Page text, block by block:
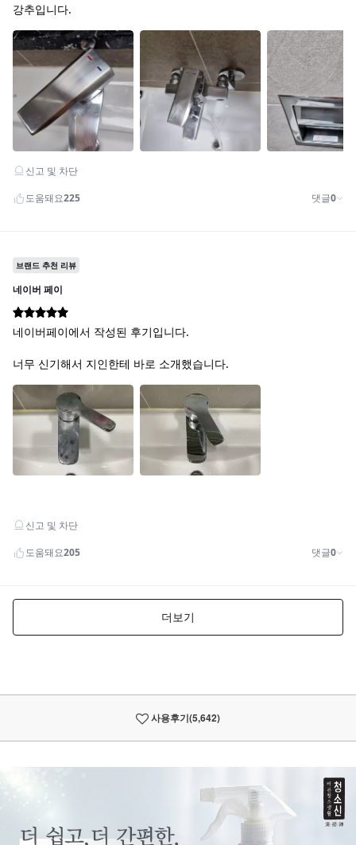
사용후기(5,642)